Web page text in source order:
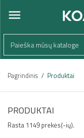
Pagrindinis Produktai
PRODUKTAI
Rasta 1149 prekės(-ių).